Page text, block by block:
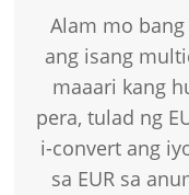
Alam mo
ang isang
maaari kang
pera, tulad ng
i-convert ang
sa EUR sa